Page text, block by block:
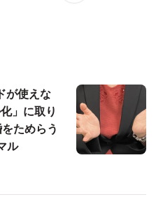
が使えな
」に取り
ためらう
ル